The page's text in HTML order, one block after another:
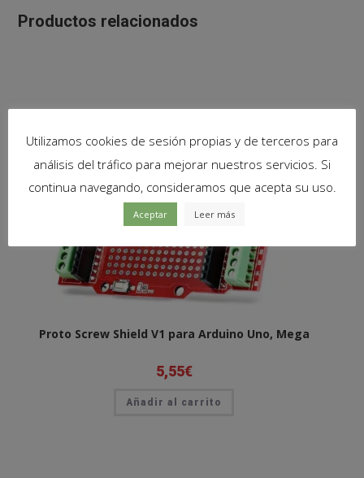
Productos relacionados
Proto Screw Shield V1 para Arduino Uno, Mega
5,55€
Añadir al carrito
Utilizamos cookies de sesión propias y de terceros para
análisis del tráfico para mejorar nuestros servicios. Si
continua navegando, consideramos que acepta su uso.
Aceptar Leer más